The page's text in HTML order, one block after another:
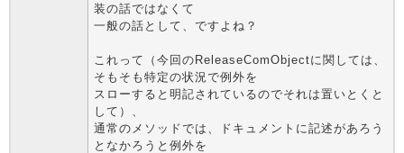
装の話ではなくて
一般の話として、ですよね？
これって（今回のReleaseComObjectに関しては、
そもそも特定の状況で例外を
スローすると明記されているのでそれは置いとくと
して）、
通常のメソッドでは、ドキュメントに記述があろう
となかろうと例外を